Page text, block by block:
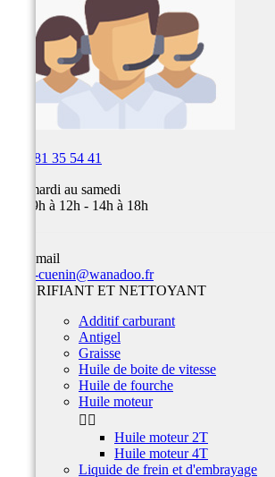
03 81 35 54 41
Du mardi au samedi
de 09h à 12h - 14h à 18h
Par email
team-cuenin@wanadoo.fr
LUBRIFIANT ET NETTOYANT
Additif carburant
Antigel
Graisse
Huile de boite de vitesse
Huile de fourche
Huile moteur
 
Huile moteur 2T
Huile moteur 4T
Liquide de frein et d'embrayage